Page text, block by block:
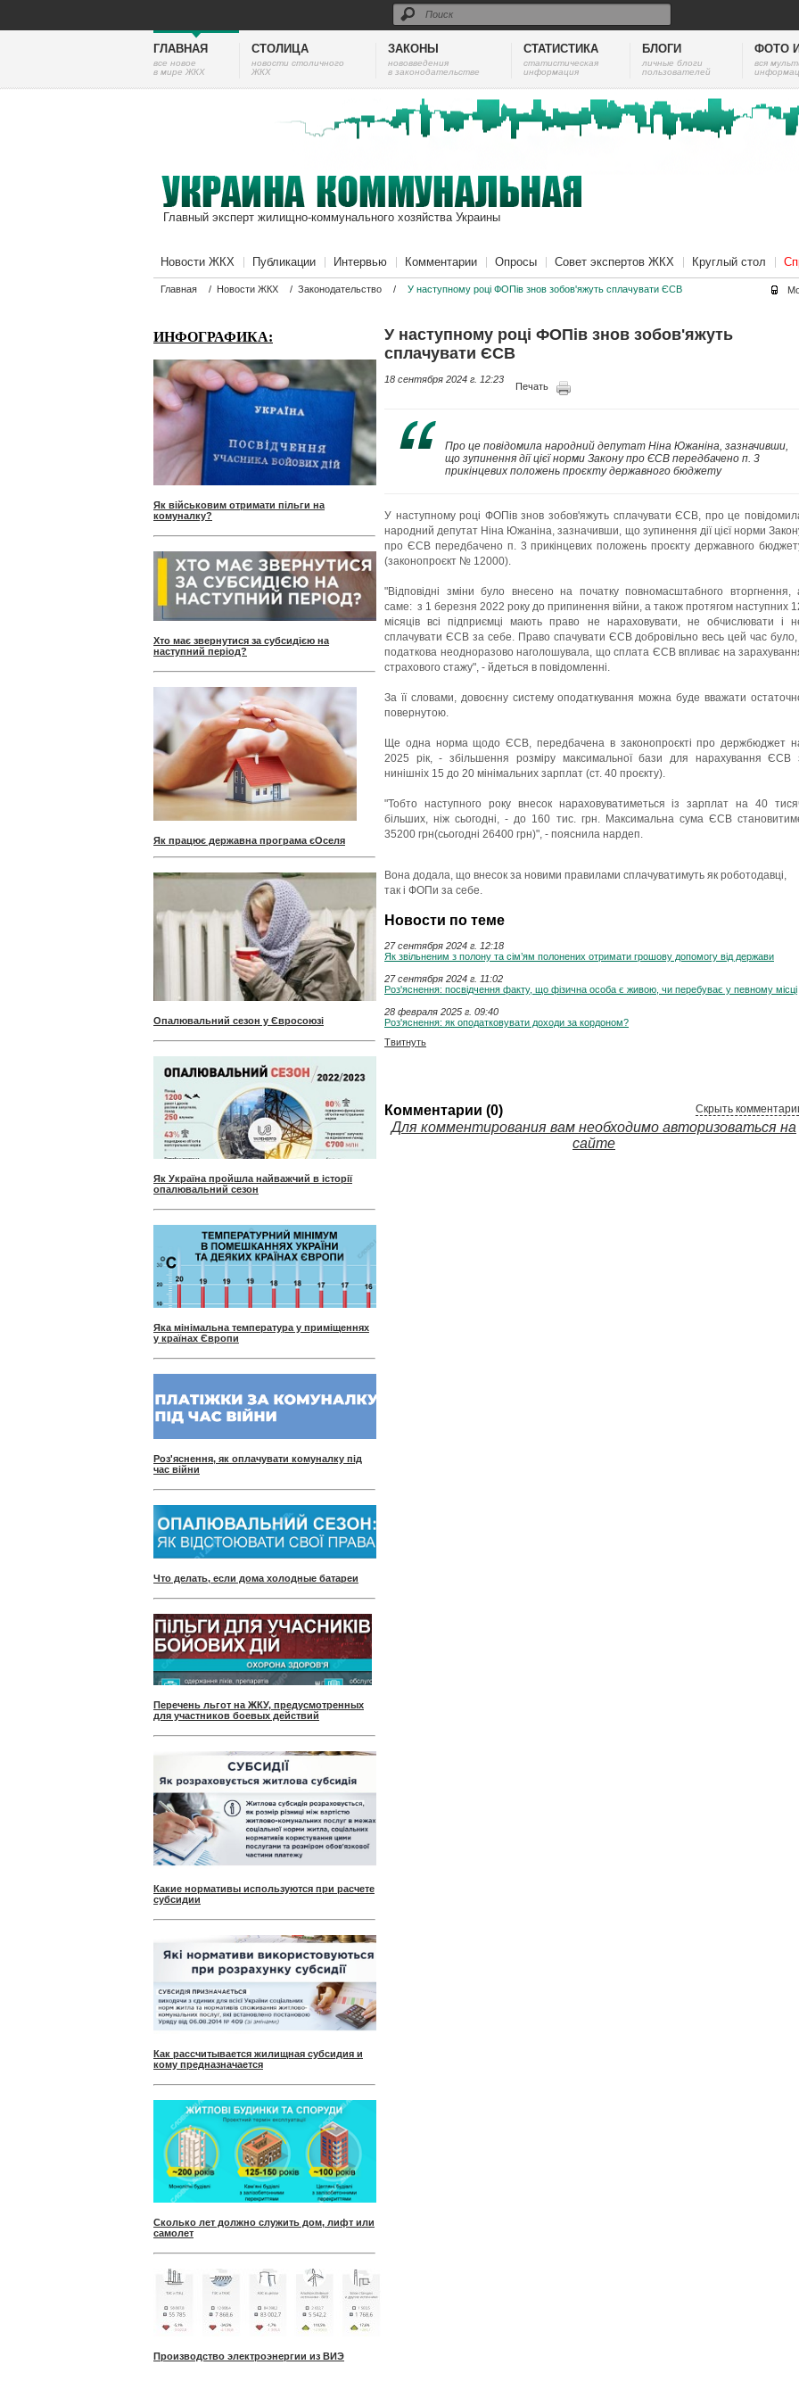
ГЛАВНАЯ
все новое
в мире ЖКХ
СТОЛИЦА
новости столичного
ЖКХ
ЗАКОНЫ
нововведения
в законодательстве
СТАТИСТИКА
cтатистическая
информация
БЛОГИ
личные блоги
пользователей
ФОТО
вся
Главный эксперт жилищно-коммунального хозяйства Украины
Новости ЖКХ Публикации Интервью Комментарии Опросы Совет экспертов ЖКХ Круглый стол
Главная / Новости ЖКХ / Законодательство / У наступному році ФОПів знов зобов'яжуть сплачувати ЄСВ
ИНФОГРАФИКА:
Як військовим отримати пільги на
комуналку?
Хто має звернутися за субсидією на
наступний період?
Як працює державна програма єОселя
Опалювальний сезон у Євросоюзі
Як Україна пройшла найважчий в історії
опалювальний сезон
Яка мінімальна температура у приміщеннях
у країнах Європи
Роз'яснення, як оплачувати комуналку під
час війни
Что делать, если дома холодные батареи
Перечень льгот на ЖКУ, предусмотренных
для участников боевых действий
Какие нормативы используются при расчете
субсидии
Как рассчитывается жилищная субсидия и
кому предназначается
Сколько лет должно служить дом, лифт или
самолет
Производство электроэнергии из ВИЭ
У наступному році ФОПів знов зобов'яжуть
сплачувати ЄСВ
18 сентября 2024 г. 12:23
Печать
Про це повідомила народний депутат Ніна Южаніна, зазначивши,
що зупинення дії цієї норми Закону про ЄСВ передбачено п. 3
прикінцевих положень проєкту державного бюджету
У наступному році ФОПів знов зобов'яжуть сплачувати ЄСВ, про це
народний депутат Ніна Южаніна, зазначивши, що зупинення дії цієї норми
про ЄСВ передбачено п. 3 прикінцевих положень проєкту державного
(законопроєкт № 12000).
"Відповідні зміни було внесено на початку повномасштабного вторгнення,
саме: з 1 березня 2022 року до припинення війни, а також протягом наступних
місяців всі підприємці мають право не нараховувати, не обчислювати і
сплачувати ЄСВ за себе. Право спачувати ЄСВ добровільно весь цей час було,
податкова неодноразово наголошувала, що сплата ЄСВ впливає на
страхового стажу", - йдеться в повідомленні.
За її словами, довоєнну систему оподаткування можна буде вважати
повернутою.
Ще одна норма щодо ЄСВ, передбачена в законопроєкті про держбюджет
2025 рік, - збільшення розміру максимальної бази для нарахування ЄСВ
нинішніх 15 до 20 мінімальних зарплат (ст. 40 проєкту).
"Тобто наступного року внесок нараховуватиметься із зарплат на 40
більших, ніж сьогодні, - до 160 тис. грн. Максимальна сума ЄСВ
35200 грн(сьогодні 26400 грн)", - пояснила нардеп.
Вона додала, що внесок за новими правилами сплачуватимуть як роботодавці,
так і ФОПи за себе.
Новости по теме
27 сентября 2024 г. 12:18
Як звільненим з полону та сім’ям полонених отримати грошову допомогу від держави
27 сентября 2024 г. 11:02
Роз'яснення: посвідчення факту, що фізична особа є живою, чи перебуває у певному місці
28 февраля 2025 г. 09:40
Роз'яснення: як оподатковувати доходи за кордоном?
Твитнуть
Комментарии (0) Скрыть
Для комментирования вам необходимо авторизоваться на
сайте